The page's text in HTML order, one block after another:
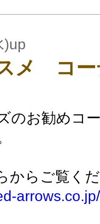
)up
メ コー
のお勧めコ
らご覧く